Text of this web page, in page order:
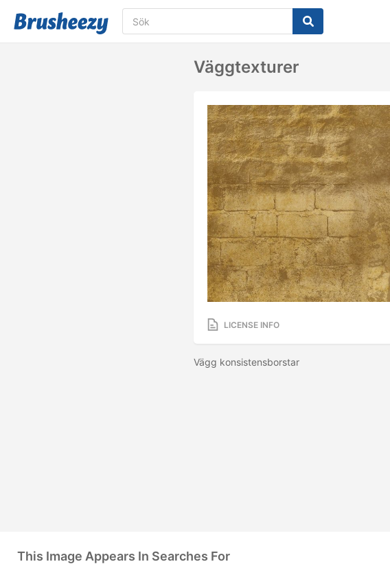
Väggtexturer
LICENSE INFO
Vägg konsistensborstar
This Image Appears In Searches For